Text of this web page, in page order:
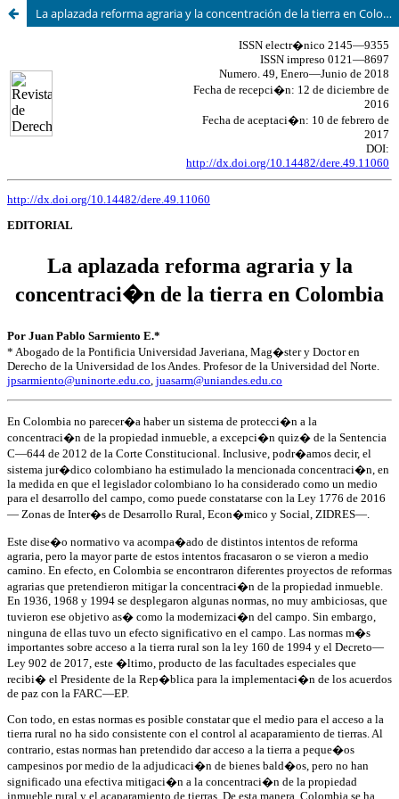
La aplazada reforma agraria y la concentración de la tierra en Colombia